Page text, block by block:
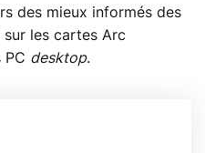
des mieux informés des
les cartes Arc
PC desktop.